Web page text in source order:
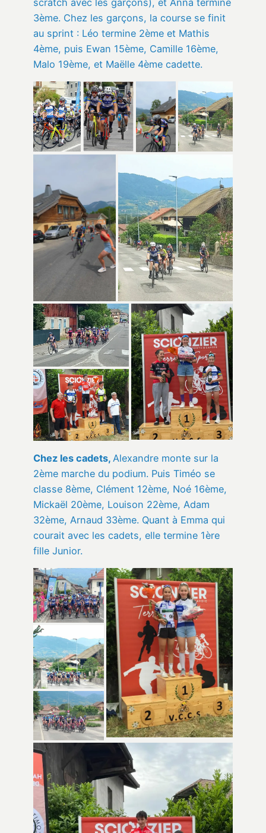
3ème. Chez les garçons, la course se finit
au sprint : Léo termine 2ème et Mathis
4ème, puis Ewan 15ème, Camille 16ème,
Malo 19ème, et Maëlle 4ème cadette.
Chez les cadets, Alexandre monte sur la
2ème marche du podium. Puis Timéo se
classe 8ème, Clément 12ème, Noé 16ème,
Mickaël 20ème, Louison 22ème, Adam
32ème, Arnaud 33ème. Quant à Emma qui
courait avec les cadets, elle termine 1ère
fille Junior.